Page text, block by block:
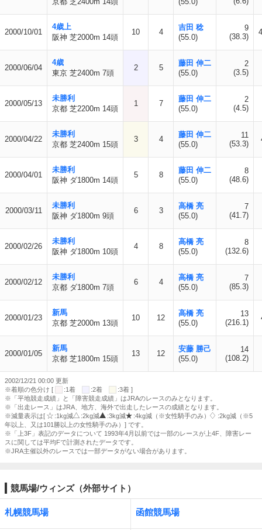
2000/10/01
4歳上
阪神 芝2000m 14頭
10 4
吉田 稔
(55.0)
9
(38.3)
2000/06/04
4歳
東京 芝2400m 7頭
2 5
藤田 伸二
(55.0)
2
(3.5)
2000/05/13
未勝利
京都 芝2200m 14頭
1 7
藤田 伸二
(55.0)
2
(4.5)
2000/04/22
未勝利
京都 芝2400m 15頭
3 4
藤田 伸二
(55.0)
11
(53.3)
2000/04/01
未勝利
阪神 ダ1800m 14頭
5 8
藤田 伸二
(55.0)
8
(48.6)
2000/03/11
未勝利
阪神 ダ1800m 9頭
6 3
高橋 亮
(55.0)
7
(41.7)
2000/02/26
未勝利
阪神 ダ1800m 10頭
4 8
高橋 亮
(55.0)
8
(132.6)
2000/02/12
未勝利
京都 ダ1800m 7頭
6 4
高橋 亮
(55.0)
7
(85.3)
2000/01/23
新馬
京都 芝2000m 13頭
10 12
高橋 亮
(55.0)
13
(216.1)
2000/01/05
新馬
京都 芝1800m 15頭
13 12
安藤 勝己
(55.0)
14
(108.2)
2002/12/21 00:00 更新
※着順の色分け [
:1着 :2着
:3着 ]
※「平地競走成績」と「障害競走成績」はJRAのレースのみとなります。
※「出走レース」はJRA、地方、海外で出走したレースの成績となります。
※減量表示は[
:1kg減 :2kg減 :3kg減 :4kg減（※女性騎手のみ）
:2kg減（※5
年以上、又は101勝以上の女性騎手のみ）] です。
※「上3F」表記のデータについて 1993年4月以前では一部のレースが上4F、障害レー
スに関しては平均Fで計測されたデータです。
※JRA主催以外のレースでは一部データがない場合があります。
競馬場/ウィンズ（外部サイト）
札幌競馬場 函館競馬場